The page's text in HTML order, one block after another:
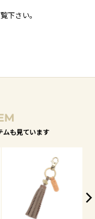
下さい。
ムも見ています